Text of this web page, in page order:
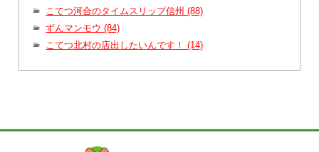
こてつ河合のタイムスリップ信州 (88)
ずんマンモウ (84)
こてつ北村の店出したいんです！ (14)